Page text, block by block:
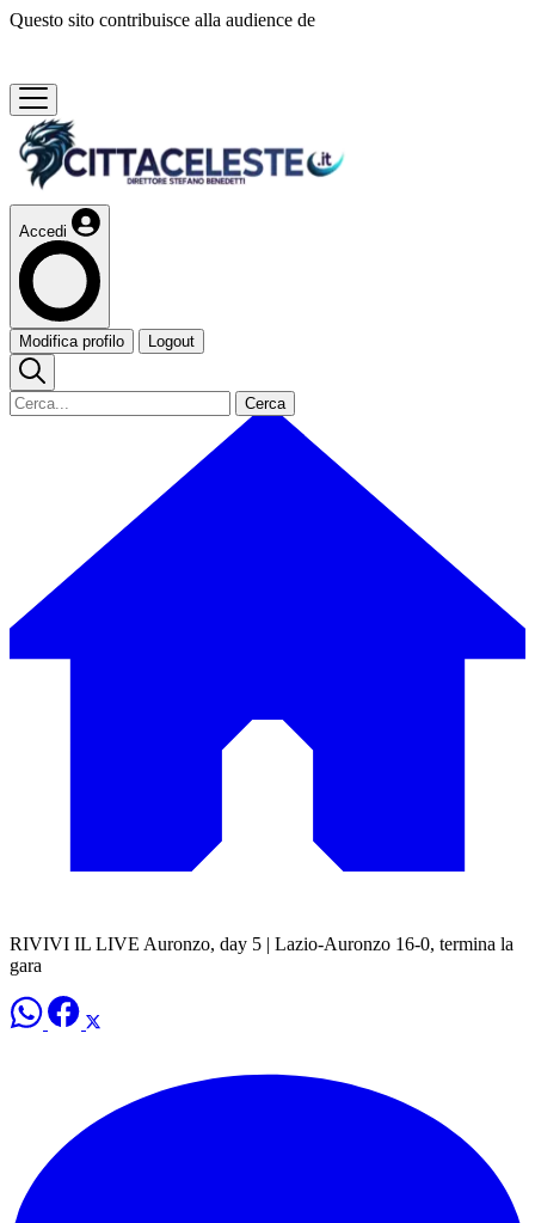
Questo sito contribuisce alla audience de
Accedi
Modifica profilo Logout
Cerca
RIVIVI IL LIVE Auronzo, day 5 | Lazio-Auronzo 16-0, termina la
gara